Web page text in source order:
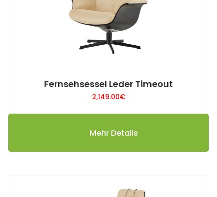
Fernsehsessel Leder Timeout
2,149.00€
Mehr Details